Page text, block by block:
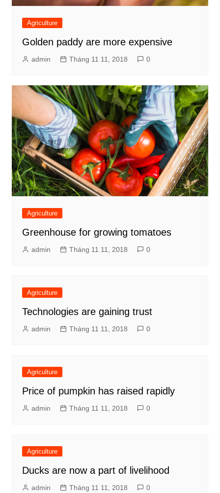
Agriculture
Golden paddy are more expensive
admin Tháng 11 11, 2018 0
Agriculture
Greenhouse for growing tomatoes
admin Tháng 11 11, 2018 0
Agriculture
Technologies are gaining trust
admin Tháng 11 11, 2018 0
Agriculture
Price of pumpkin has raised rapidly
admin Tháng 11 11, 2018 0
Agriculture
Ducks are now a part of livelihood
admin Tháng 11 11, 2018 0